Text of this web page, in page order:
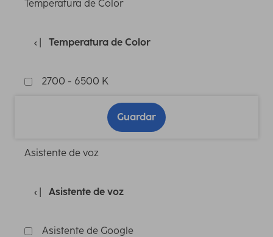
Temperatura de Color
Temperatura de Color
2700 - 6500 K
Guardar
Asistente de voz
Asistente de voz
Asistente de Google